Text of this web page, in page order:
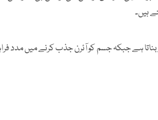
ہیں۔
بناتا ہے جبکہ جسم کو آئرن جذب کرنے میں